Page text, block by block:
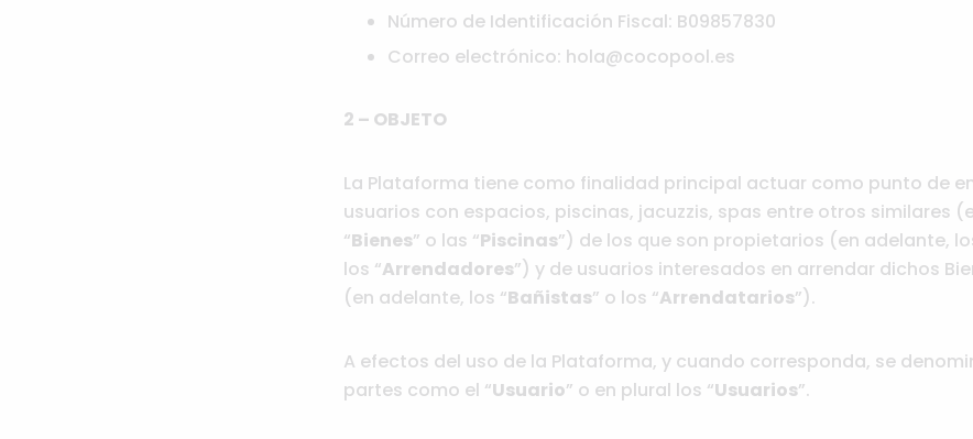
Número de Identificación Fiscal: B09857830
Correo electrónico: hola@cocopool.es
2 – OBJETO
La Plataforma tiene como finalidad principal actuar como punto de
usuarios con espacios, piscinas, jacuzzis, spas entre otros similares
“Bienes” o las “Piscinas”) de los que son propietarios (en adelante,
los “Arrendadores”) y de usuarios interesados en arrendar dichos
(en adelante, los “Bañistas” o los “Arrendatarios”).
A efectos del uso de la Plataforma, y cuando corresponda, se
partes como el “Usuario” o en plural los “Usuarios”.